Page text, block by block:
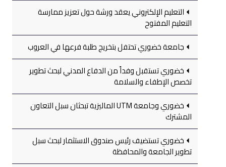
التعليم الإلكتروني يعقد ورشة حول تعزيز ممارسة
التعليم المفتوح
جامعة خضوري تحتفل بتخريج طلبة فرعها في العروب
خضوري تستقبل وفداً من الدفاع المدني لبحث تطوير
تخصص الإطفاء والسلامة
خضوري وجامعة UTM الماليزية تبحثان سبل التعاون
المشترك
خضوري تستضيف رئيس صندوق الاستثمار لبحث سبل
تطوير الجامعة والمحافظة